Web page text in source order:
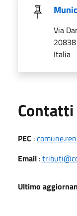
Via
Italia
Contatti
PEC :
Email :
Ultimo